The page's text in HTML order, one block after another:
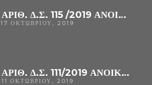
ΔΙΑΚΗΡΥΞΗ ΑΡΙΘ. Δ.Σ. 115 /2019 ΑΝΟΙΚΤΌΣ ΗΛΕΚΤΡΟΝΙΚΌΣ ΔΙΑΓΩΝΙΣΜΌΣ ΚΆΤΩ ΤΩΝ ΟΡΊΩΝ ΓΙΑ ΤΗΝ ΠΡΟΜΉΘΕΙΑ «ΑΝΤΙΔΡΑΣΤΗΡΙΑ ΓΙΑ ΤΗΝ ΕΞΑΚΡΙΒΩΣΗ ΤΗΣ ΟΜΑΔΑΣ ΑΙΜΑΤΟΣ (CPV : 33696100-6)»
17 ΟΚΤΩΒΡΊΟΥ, 2019
ΔΙΑΚΗΡΥΞΗ ΑΡΙΘ. Δ.Σ. 111/2019 ΑΝΟΙΚΤΌΣ ΗΛΕΚΤΡΟΝΙΚΌΣ ΔΙΑΓΩΝΙΣΜΌΣ ΚΆΤΩ ΤΩΝ ΟΡΊΩΝ ΓΙΑ ΤΗΝ ΠΡΟΜΉΘΕΙΑ «ΑΝΤΙΔΡΑΣΤΗΡΙΑ ΒΙΟΧΗΜΙΚΩΝ ΑΝΑΛΥΤΩΝ (ΜΕ ΠΑΡΑΧΩΡΗΣΗ ΣΥΝΟΔΟΥ ΕΞΟΠΛΙΣΜΟΥ)»CPV: 33696500-0 ΓΙΑ ΤΗΝ ΚΆΛΥΨΗ ΤΩΝ ΑΝΑΓΚΏΝ ΤΟΥ Γ.Ν. ΆΡΤΑΣ.
11 ΟΚΤΩΒΡΊΟΥ, 2019